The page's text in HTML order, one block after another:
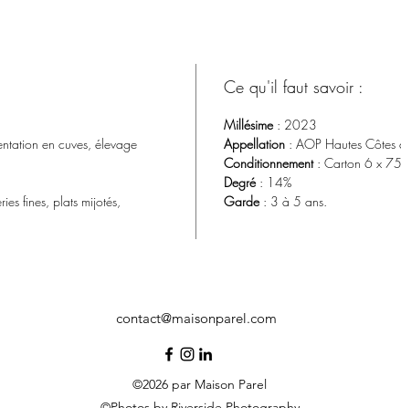
en cuves, élevage
fines, plats mijotés,
Ce qu'il faut savoir :
Millésime: 2023
Appellation : AOP Hautes Côtes
Conditionnement: Carton 6 x
Degré: 14%
Garde: 3 à 5 ans.
contact@maisonparel.com
©2026 par Maison Parel